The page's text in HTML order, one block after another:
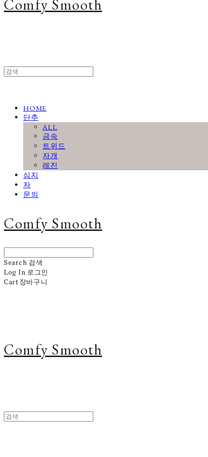
Comfy Smooth
HOME
단추
ALL
금속
트위드
자개
레진
심지
자
문의
Comfy Smooth
Search 검색
Log In 로그인
Cart장바구니
Comfy Smooth